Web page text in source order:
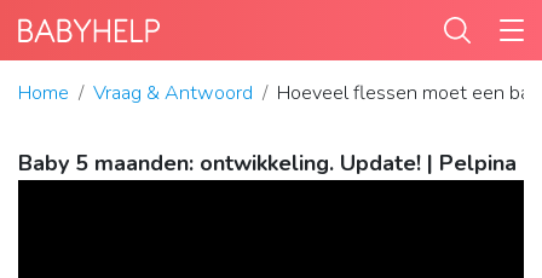
Home Vraag & Antwoord Hoeveel flessen moet een
Baby 5 maanden: ontwikkeling. Update! | Pelpina